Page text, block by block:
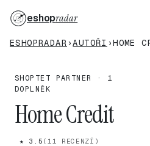
eshopradar
ESHOPRADAR ›AUTOŘI ›HOME
SHOPTET PARTNER · 1
DOPLNĚK
Home Credit
★ 3.5 (11 RECENZÍ)